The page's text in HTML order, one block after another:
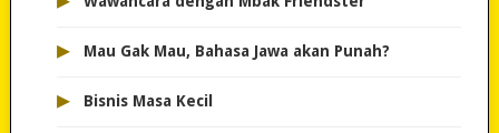
▸ Mau Gak Mau, Bahasa Jawa akan Punah?
▸ Bisnis Masa Kecil